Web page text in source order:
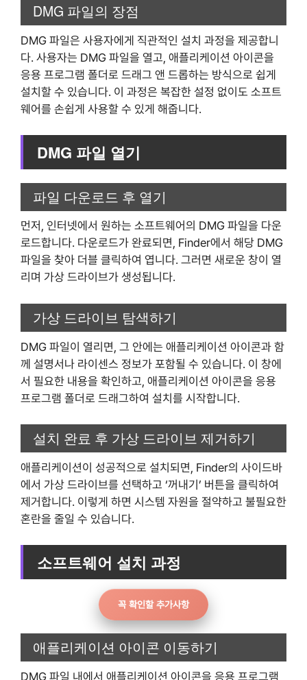
DMG 파일의 장점
DMG 파일은 사용자에게 직관적인 설치 과정을 제공합니
다. 사용자는 DMG 파일을 열고, 애플리케이션 아이콘을
응용 프로그램 폴더로 드래그 앤 드롭하는 방식으로 쉽게
설치할 수 있습니다. 이 과정은 복잡한 설정 없이도 소프트
웨어를 손쉽게 사용할 수 있게 해줍니다.
DMG 파일 열기
파일 다운로드 후 열기
먼저, 인터넷에서 원하는 소프트웨어의 DMG 파일을 다운
로드합니다. 다운로드가 완료되면, Finder에서 해당 DMG
파일을 찾아 더블 클릭하여 엽니다. 그러면 새로운 창이 열
리며 가상 드라이브가 생성됩니다.
가상 드라이브 탐색하기
DMG 파일이 열리면, 그 안에는 애플리케이션 아이콘과 함
께 설명서나 라이센스 정보가 포함될 수 있습니다. 이 창에
서 필요한 내용을 확인하고, 애플리케이션 아이콘을 응용
프로그램 폴더로 드래그하여 설치를 시작합니다.
설치 완료 후 가상 드라이브 제거하기
애플리케이션이 성공적으로 설치되면, Finder의 사이드바
에서 가상 드라이브를 선택하고 ‘꺼내기’ 버튼을 클릭하여
제거합니다. 이렇게 하면 시스템 자원을 절약하고 불필요한
혼란을 줄일 수 있습니다.
소프트웨어 설치 과정
꼭 확인할 추가사항
애플리케이션 아이콘 이동하기
DMG 파일 내에서 애플리케이션 아이콘을 응용 프로그램